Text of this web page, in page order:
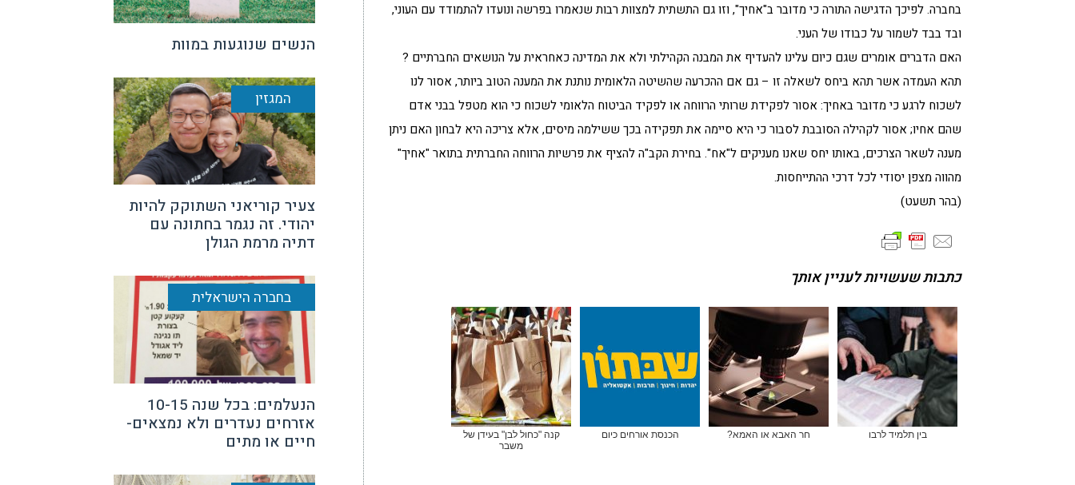
בחברה. לפיכך הדגישה התורה כי מדובר ב"אחיך", וזו גם התשתית למצוות רבות שנאמרו בפרשה ונועדו להתמודד עם העוני,
ובד בבד לשמור על כבודו של העני.
האם הדברים אומרים שגם כיום עלינו להעדיף את המבנה הקהילתי ולא את המדינה כאחראית על הנושאים החברתיים ?
תהא העמדה אשר תהא ביחס לשאלה זו – גם אם ההכרעה שהשיטה הלאומית נותנת את המענה הטוב ביותר, אסור לנו
לשכוח לרגע כי מדובר באחיך: אסור לפקידת שרותי הרווחה או לפקיד הביטוח הלאומי לשכוח כי הוא מטפל בבני אדם
שהם אחיו; אסור לקהילה הסובבת לסבור כי היא סיימה את תפקידה בכך ששילמה מיסים, אלא צריכה היא לבחון האם ניתן
מענה לשאר הצרכים, באותו יחס שאנו מעניקים ל"אח". בחירת הקב"ה להציף את פרשיות הרווחה החברתית בתואר "אחיך"
מהווה מצפן יסודי לכל דרכי ההתייחסות.
(בהר תשעט)
כתבות שעשויות לעניין אותך
בין תלמיד לרבו חר האבא או האמא? הכנסת אורחים כיום
קנה "כחול לבן" בעידן של
משבר
הנשים שנוגעות במוות
המגזין
צעיר קוריאני השתוקק להיות
יהודי. זה נגמר בחתונה עם
דתיה מרמת הגולן
בחברה הישראלית
הנעלמים: בכל שנה 10-15
אזרחים נעדרים ולא נמצאים-
חיים או מתים